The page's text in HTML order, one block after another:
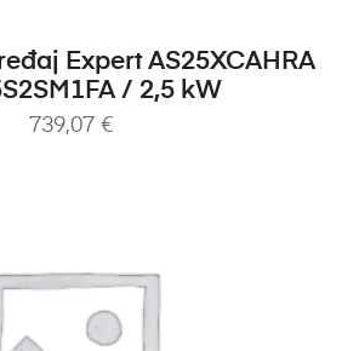
U KOŠARICU
Expert AS25XCAHRA
/ 2,5 kW
739,07 €